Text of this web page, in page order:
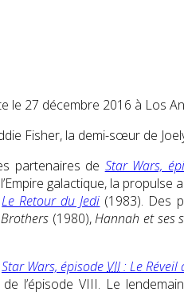
le 27 décembre 2016 à Los
Fisher, la demi-sœur de
partenaires de Star Wars,
galactique, la
Le Retour du Jedi (1983). Des
(1980),Hannah et ses
Star Wars, épisode VII: Le Réveil
l’épisode VIII. Le